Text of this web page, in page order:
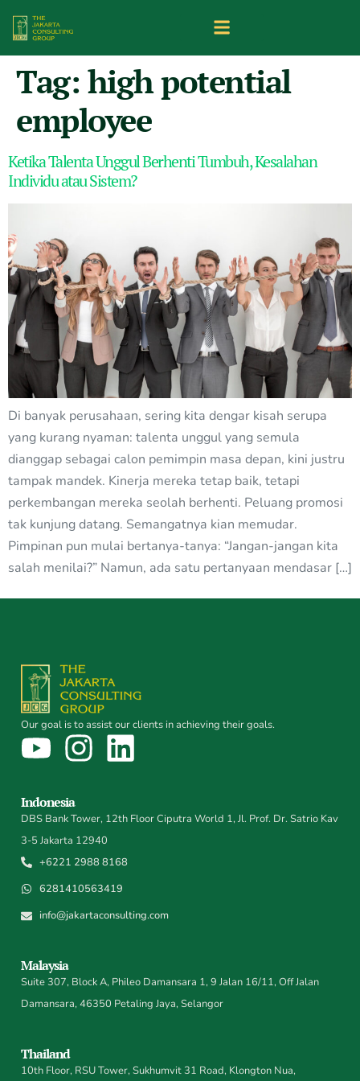
Tag: high potential
employee
Ketika Talenta Unggul Berhenti Tumbuh, Kesalahan
Individu atau Sistem?
Di banyak perusahaan, sering kita dengar kisah serupa
yang kurang nyaman: talenta unggul yang semula
dianggap sebagai calon pemimpin masa depan, kini justru
tampak mandek. Kinerja mereka tetap baik, tetapi
perkembangan mereka seolah berhenti. Peluang promosi
tak kunjung datang. Semangatnya kian memudar.
Pimpinan pun mulai bertanya-tanya: “Jangan-jangan kita
salah menilai?” Namun, ada satu pertanyaan mendasar […]
Our goal is to assist our clients in achieving their goals.
Indonesia
DBS Bank Tower, 12th Floor Ciputra World 1, Jl. Prof. Dr. Satrio Kav
3-5 Jakarta 12940
+6221 2988 8168
6281410563419
info@jakartaconsulting.com
Malaysia
Suite 307, Block A, Phileo Damansara 1, 9 Jalan 16/11, Off Jalan
Damansara, 46350 Petaling Jaya, Selangor
Thailand
10th Floor, RSU Tower, Sukhumvit 31 Road, Klongton Nua,